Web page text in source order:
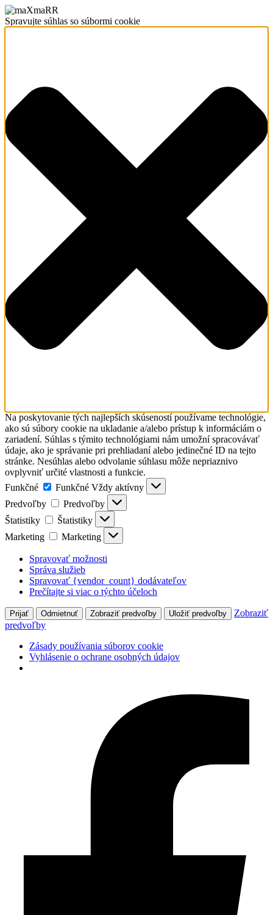
Spravujte súhlas so súbormi cookie
Na poskytovanie tých najlepších skúseností používame technológie,
ako sú súbory cookie na ukladanie a/alebo prístup k informáciám o
zariadení. Súhlas s týmito technológiami nám umožní spracovávať
údaje, ako je správanie pri prehliadaní alebo jedinečné ID na tejto
stránke. Nesúhlas alebo odvolanie súhlasu môže nepriaznivo
ovplyvniť určité vlastnosti a funkcie.
Funkčné
Funkčné Vždy aktívny
Predvoľby
Predvoľby
Štatistiky
Štatistiky
Marketing
Marketing
Spravovať možnosti
Správa služieb
Spravovať {vendor_count} dodávateľov
Prečítajte si viac o týchto účeloch
Prijať Odmietnuť Zobraziť predvoľby Uložiť predvoľby
Zobraziť
predvoľby
Zásady používania súborov cookie
Vyhlásenie o ochrane osobných údajov